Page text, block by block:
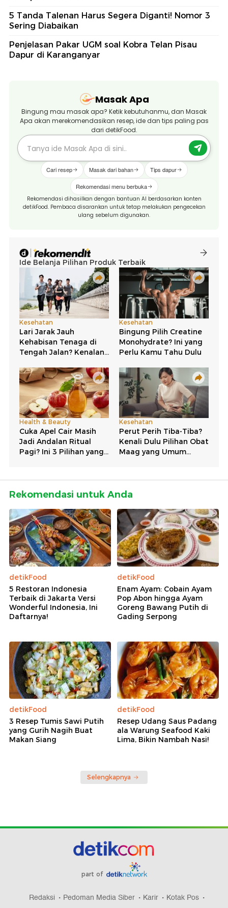
5 Tanda Talenan Harus Segera Diganti! Nomor 3
Sering Diabaikan
Penjelasan Pakar UGM soal Kobra Telan Pisau
Dapur di Karanganyar
Masak Apa
Bingung mau masak apa? Ketik kebutuhanmu, dan Masak
Apa akan merekomendasikan resep, ide dan tips paling pas
dari detikFood.
Cari resep Masak dari bahan Tips dapur
Rekomendasi menu berbuka
Rekomendasi dihasilkan dengan bantuan AI berdasarkan konten
detikFood. Pembaca disarankan untuk tetap melakukan pengecekan
ulang sebelum digunakan.
Rekomendasi untuk Anda
detikFood
5 Restoran Indonesia
Terbaik di Jakarta Versi
Wonderful Indonesia, Ini
Daftarnya!
detikFood
Enam Ayam: Cobain Ayam
Pop Abon hingga Ayam
Goreng Bawang Putih di
Gading Serpong
detikFood
3 Resep Tumis Sawi Putih
yang Gurih Nagih Buat
Makan Siang
detikFood
Resep Udang Saus Padang
ala Warung Seafood Kaki
Lima, Bikin Nambah Nasi!
Selengkapnya
part of
Redaksi Pedoman Media Siber Karir
Kotak Pos